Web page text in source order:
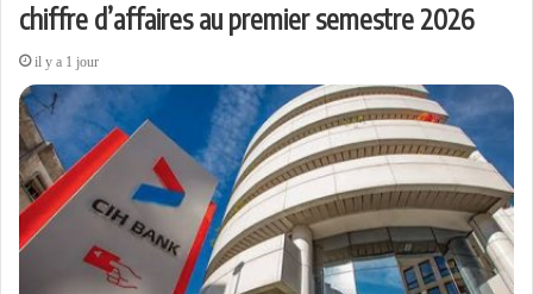
chiffre d’affaires au premier semestre 2026
il y a 1 jour